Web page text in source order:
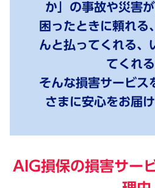
か」の事故や災害
困ったときに頼れる
んと払ってくれる、
てくれる
そんな損害サービス
さまに安心をお届
AIG損保の損害サー